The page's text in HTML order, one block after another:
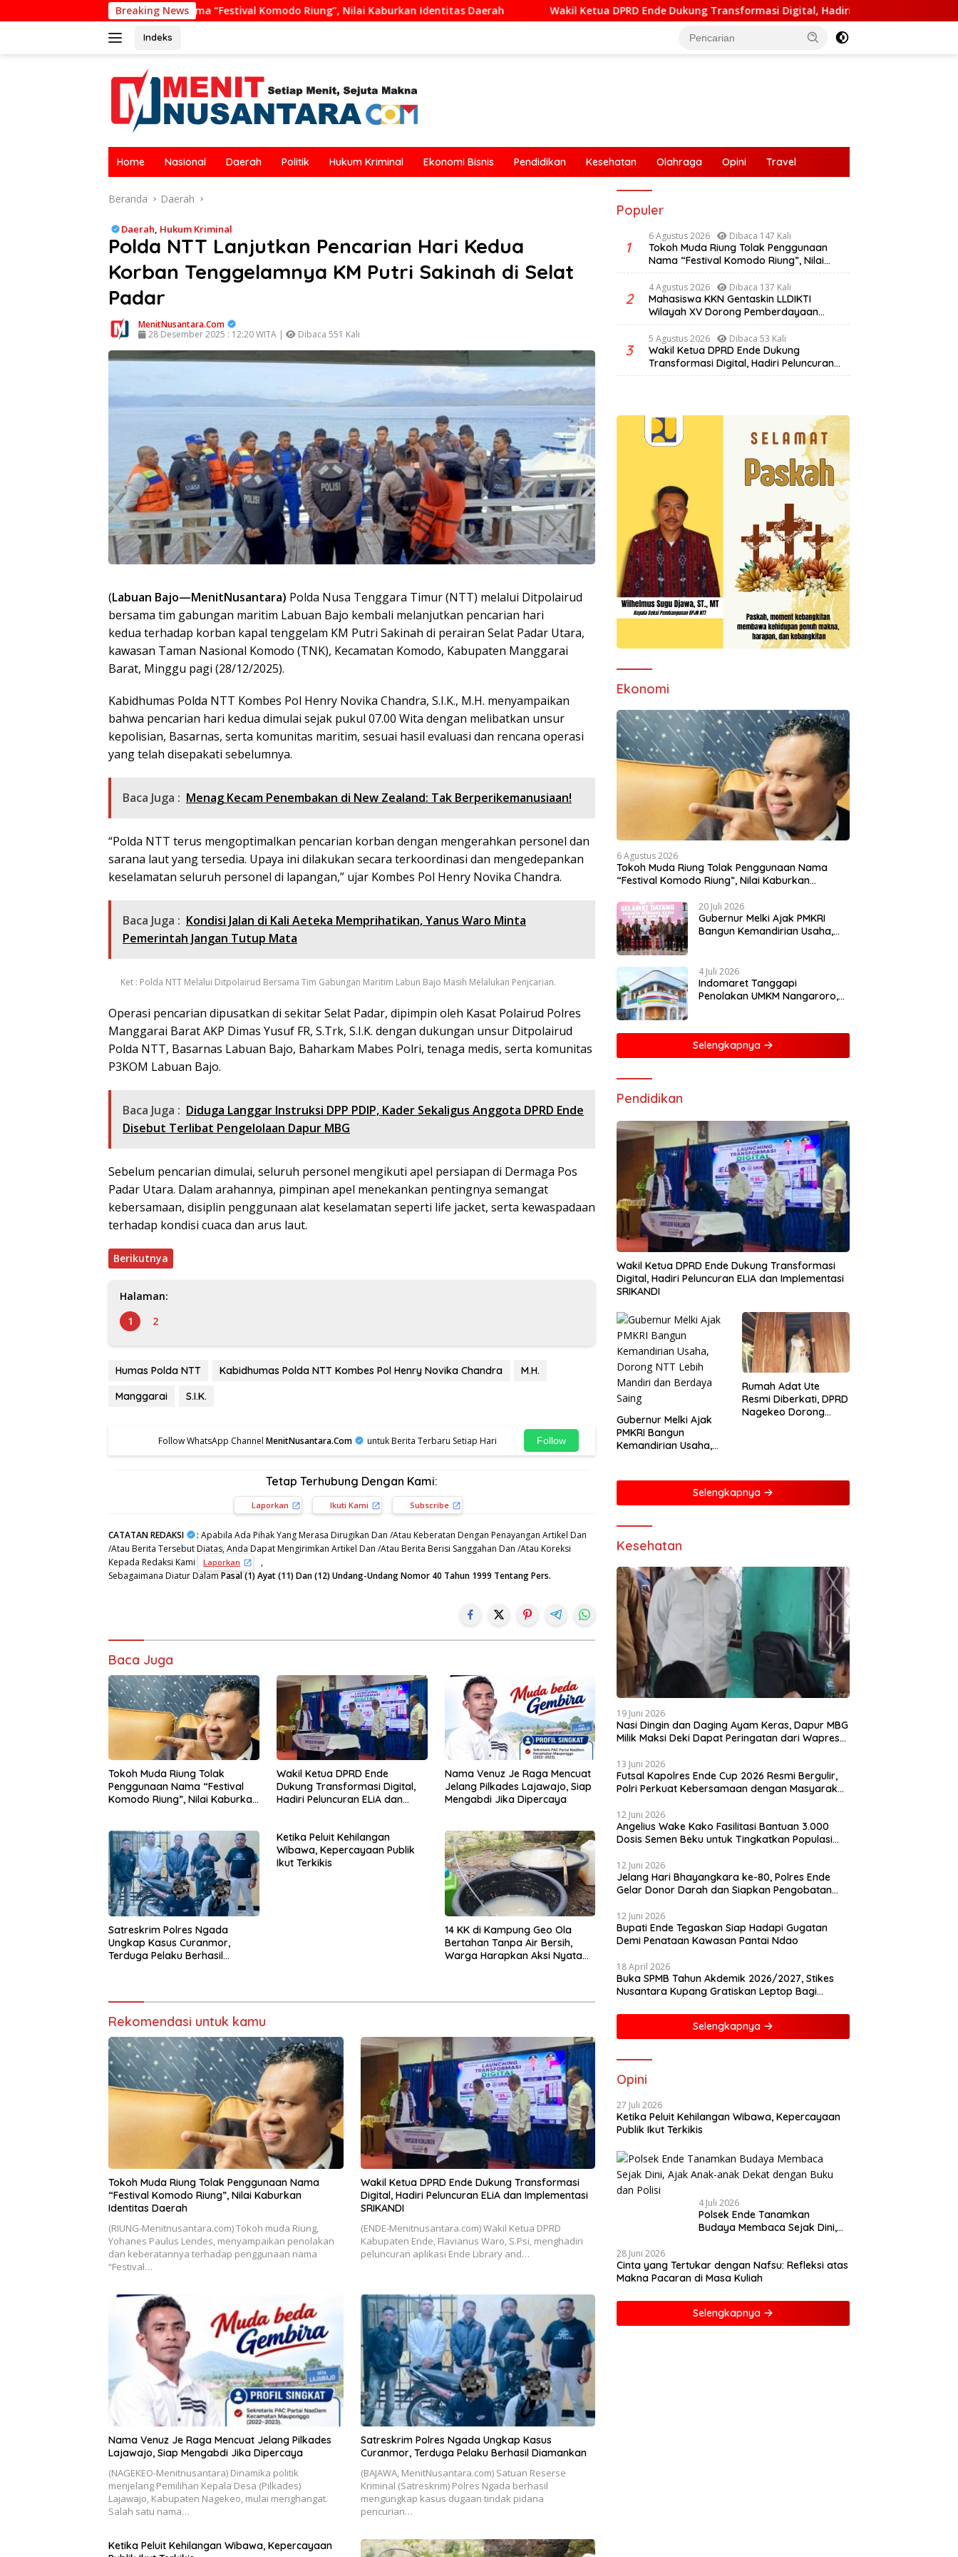
ke
Breaking News
Nama “Festival Komodo Riung”, Nilai Kaburkan Identitas Daerah Wakil Ketua DPRD Ende Dukung Transformasi Digital, Hadiri Peluncuran ELiA dan Implementasi SRIKANDI
Indeks
Home Nasional Daerah Politik Hukum Kriminal Ekonomi Bisnis Pendidikan Kesehatan Olahraga Opini Travel
Beranda Daerah
Daerah, Hukum Kriminal
Polda NTT Lanjutkan Pencarian Hari Kedua
Korban Tenggelamnya KM Putri Sakinah di Selat
Padar
MenitNusantara.Com
28 Desember 2025 : 12:20 WITA |
Dibaca 551 Kali
(Labuan Bajo—MenitNusantara) Polda Nusa Tenggara Timur (NTT) melalui Ditpolairud
bersama tim gabungan maritim Labuan Bajo kembali melanjutkan pencarian hari
kedua terhadap korban kapal tenggelam KM Putri Sakinah di perairan Selat Padar Utara,
kawasan Taman Nasional Komodo (TNK), Kecamatan Komodo, Kabupaten Manggarai
Barat, Minggu pagi (28/12/2025).
Kabidhumas Polda NTT Kombes Pol Henry Novika Chandra, S.I.K., M.H. menyampaikan
bahwa pencarian hari kedua dimulai sejak pukul 07.00 Wita dengan melibatkan unsur
kepolisian, Basarnas, serta komunitas maritim, sesuai hasil evaluasi dan rencana operasi
yang telah disepakati sebelumnya.
Baca Juga : Menag Kecam Penembakan di New Zealand: Tak Berperikemanusiaan!
“Polda NTT terus mengoptimalkan pencarian korban dengan mengerahkan personel dan
sarana laut yang tersedia. Upaya ini dilakukan secara terkoordinasi dan mengedepankan
keselamatan seluruh personel di lapangan,” ujar Kombes Pol Henry Novika Chandra.
Baca Juga : Kondisi Jalan di Kali Aeteka Memprihatikan, Yanus Waro Minta
Pemerintah Jangan Tutup Mata
Ket : Polda NTT Melalui Ditpolairud Bersama Tim Gabungan Maritim Labun Bajo Masih Melalukan Penjcarian.
Operasi pencarian dipusatkan di sekitar Selat Padar, dipimpin oleh Kasat Polairud Polres
Manggarai Barat AKP Dimas Yusuf FR, S.Trk, S.I.K. dengan dukungan unsur Ditpolairud
Polda NTT, Basarnas Labuan Bajo, Baharkam Mabes Polri, tenaga medis, serta komunitas
P3KOM Labuan Bajo.
Baca Juga : Diduga Langgar Instruksi DPP PDIP, Kader Sekaligus Anggota DPRD Ende
Disebut Terlibat Pengelolaan Dapur MBG
Sebelum pencarian dimulai, seluruh personel mengikuti apel persiapan di Dermaga Pos
Padar Utara. Dalam arahannya, pimpinan apel menekankan pentingnya semangat
kebersamaan, disiplin penggunaan alat keselamatan seperti life jacket, serta kewaspadaan
terhadap kondisi cuaca dan arus laut.
Berikutnya
Halaman:
1
2
Humas Polda NTT Kabidhumas Polda NTT Kombes Pol Henry Novika Chandra
M.H.
Manggarai
S.I.K.
Follow WhatsApp Channel MenitNusantara.Com untuk Berita Terbaru Setiap Hari Follow
Tetap Terhubung Dengan Kami:
Laporkan Ikuti Kami Subscribe
CATATAN REDAKSI : Apabila Ada Pihak Yang Merasa Dirugikan Dan /Atau Keberatan Dengan Penayangan Artikel Dan
/Atau Berita Tersebut Diatas, Anda Dapat Mengirimkan Artikel Dan /Atau Berita Berisi Sanggahan Dan /Atau Koreksi
Kepada Redaksi Kami
Laporkan
,
Sebagaimana Diatur DalamPasal (1) Ayat (11) Dan (12) Undang-Undang Nomor 40 Tahun 1999 Tentang Pers.
Baca Juga
Tokoh Muda Riung Tolak
Penggunaan Nama “Festival
Komodo Riung”, Nilai Kaburkan
Wakil Ketua DPRD Ende
Dukung Transformasi Digital,
Hadiri Peluncuran ELiA dan
Nama Venuz Je Raga Mencuat
Jelang Pilkades Lajawajo, Siap
Mengabdi Jika Dipercaya
Satreskrim Polres Ngada
Ungkap Kasus Curanmor,
Terduga Pelaku Berhasil
Ketika Peluit Kehilangan
Wibawa, Kepercayaan Publik
Ikut Terkikis
14 KK di Kampung Geo Ola
Bertahan Tanpa Air Bersih,
Warga Harapkan Aksi Nyata
Rekomendasi untuk kamu
Tokoh Muda Riung Tolak Penggunaan Nama
“Festival Komodo Riung”, Nilai Kaburkan
Identitas Daerah
(RIUNG-Menitnusantara.com) Tokoh muda Riung,
Yohanes Paulus Lendes, menyampaikan penolakan
dan keberatannya terhadap penggunaan nama
“Festival…
Wakil Ketua DPRD Ende Dukung Transformasi
Digital, Hadiri Peluncuran ELiA dan Implementasi
SRIKANDI
(ENDE-Menitnusantara.com) Wakil Ketua DPRD
Kabupaten Ende, Flavianus Waro, S.Psi, menghadiri
peluncuran aplikasi Ende Library and…
Nama Venuz Je Raga Mencuat Jelang Pilkades
Lajawajo, Siap Mengabdi Jika Dipercaya
(NAGEKEO-Menitnusantara) Dinamika politik
menjelang Pemilihan Kepala Desa (Pilkades)
Lajawajo, Kabupaten Nagekeo, mulai menghangat.
Salah satu nama…
Satreskrim Polres Ngada Ungkap Kasus
Curanmor, Terduga Pelaku Berhasil Diamankan
(BAJAWA, MenitNusantara.com) Satuan Reserse
Kriminal (Satreskrim) Polres Ngada berhasil
mengungkap kasus dugaan tindak pidana
pencurian…
Ketika Peluit Kehilangan Wibawa, Kepercayaan
Populer
1
6 Agustus 2026 Dibaca 147 Kali
Tokoh Muda Riung Tolak Penggunaan
Nama “Festival Komodo Riung”, Nilai
Kaburkan Identitas Daerah
2
4 Agustus 2026 Dibaca 137 Kali
Mahasiswa KKN Gentaskin LLDIKTI
Wilayah XV Dorong Pemberdayaan
Masyarakat Lewat Pelatihan Pengolahan
Hasil Alam di Desa Sisir
3
5 Agustus 2026 Dibaca 53 Kali
Wakil Ketua DPRD Ende Dukung
Transformasi Digital, Hadiri Peluncuran
ELiA dan Implementasi SRIKANDI
Ekonomi
6 Agustus 2026
Tokoh Muda Riung Tolak Penggunaan Nama
“Festival Komodo Riung”, Nilai Kaburkan
20 Juli 2026
Gubernur Melki Ajak PMKRI
Bangun Kemandirian Usaha,
4 Juli 2026
Indomaret Tanggapi
Penolakan UMKM Nangaroro,
Selengkapnya
Pendidikan
Wakil Ketua DPRD Ende Dukung Transformasi
Digital, Hadiri Peluncuran ELiA dan Implementasi
SRIKANDI
Gubernur Melki Ajak
PMKRI Bangun
Kemandirian Usaha,
Saing
Rumah Adat Ute
Resmi Diberkati, DPRD
Nagekeo Dorong
Selengkapnya
Kesehatan
19 Juni 2026
Nasi Dingin dan Daging Ayam Keras, Dapur MBG
Milik Maksi Deki Dapat Peringatan dari Wapres
13 Juni 2026
Futsal Kapolres Ende Cup 2026 Resmi Bergulir,
Polri Perkuat Kebersamaan dengan Masyarakat
12 Juni 2026
Angelius Wake Kako Fasilitasi Bantuan 3.000
Dosis Semen Beku untuk Tingkatkan Populasi
12 Juni 2026
Jelang Hari Bhayangkara ke-80, Polres Ende
Gelar Donor Darah dan Siapkan Pengobatan
12 Juni 2026
Bupati Ende Tegaskan Siap Hadapi Gugatan
Demi Penataan Kawasan Pantai Ndao
18 April 2026
Buka SPMB Tahun Akdemik 2026/2027, Stikes
Nusantara Kupang Gratiskan Leptop Bagi
Selengkapnya
Opini
27 Juli 2026
Ketika Peluit Kehilangan Wibawa, Kepercayaan
Publik Ikut Terkikis
4 Juli 2026
Polsek Ende Tanamkan
Budaya Membaca Sejak Dini,
28 Juni 2026
Cinta yang Tertukar dengan Nafsu: Refleksi atas
Makna Pacaran di Masa Kuliah
Selengkapnya